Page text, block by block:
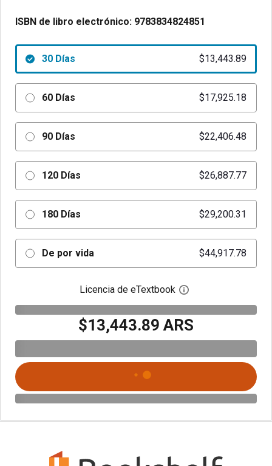
ISBN de libro electrónico: 9783834824851
30 Días $13,443.89
60 Días $17,925.18
90 Días $22,406.48
120 Días $26,887.77
180 Días $29,200.31
De por vida $44,917.78
Licencia de eTextbook Abre el cuadro de
$13,443.89 ARS